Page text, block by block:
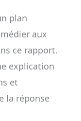
plan
aux
ce rapport.
explication
et
la réponse